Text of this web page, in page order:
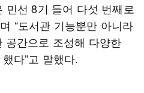
민선 8기 들어 다섯 번째로
“도서관 기능뿐만 아니라
공간으로 조성해 다양한
다”고 말했다.